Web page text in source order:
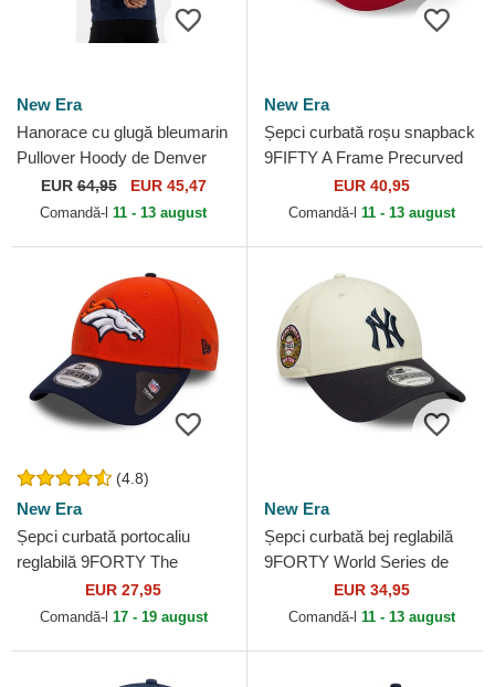
New Era
Hanorace cu glugă bleumarin
Pullover Hoody de Denver
Nuggets NBA de New Era
EUR64,95 EUR 45,47
Comandă-l 11 - 13 august
New Era
Șepci curbată roșu snapback
9FIFTY A Frame Precurved
Hardwood Classics de
Denver Nuggets NBA de...
EUR 40,95
Comandă-l 11 - 13 august
(4.8)
New Era
Șepci curbată portocaliu
reglabilă 9FORTY The
League de Denver Broncos
NFL de New Era
EUR 27,95
Comandă-l 17 - 19 august
New Era
Șepci curbată bej reglabilă
9FORTY World Series de
New York Yankees MLB de
New Era
EUR 34,95
Comandă-l 11 - 13 august